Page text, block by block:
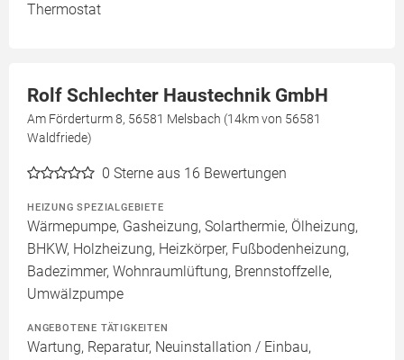
Thermostat
Rolf Schlechter Haustechnik GmbH
Am Förderturm 8, 56581 Melsbach (14km von 56581
Waldfriede)
0 Sterne aus 16 Bewertungen
HEIZUNG SPEZIALGEBIETE
Wärmepumpe, Gasheizung, Solarthermie, Ölheizung,
BHKW, Holzheizung, Heizkörper, Fußbodenheizung,
Badezimmer, Wohnraumlüftung, Brennstoffzelle,
Umwälzpumpe
ANGEBOTENE TÄTIGKEITEN
Wartung, Reparatur, Neuinstallation / Einbau,